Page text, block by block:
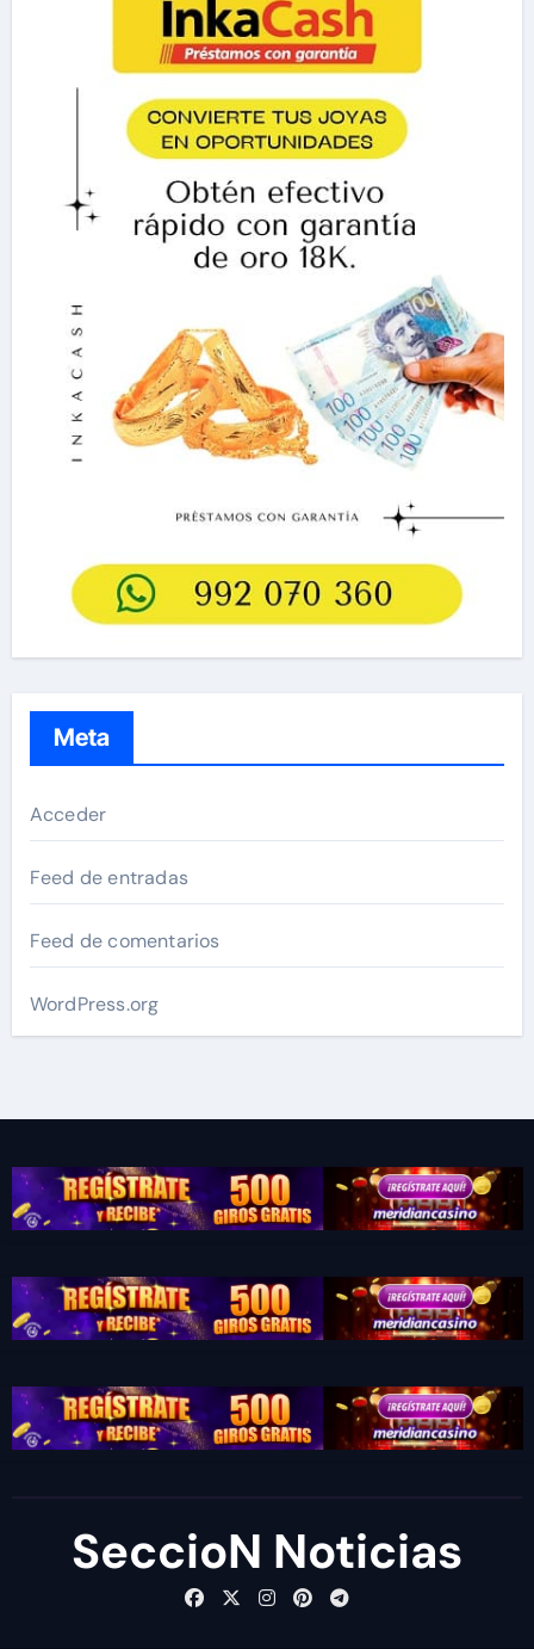
Meta
Acceder
Feed de entradas
Feed de comentarios
WordPress.org
SeccioN Noticias